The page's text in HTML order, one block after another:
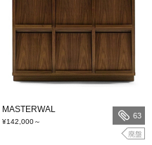
MASTERWAL
¥142,000～
63
廃盤